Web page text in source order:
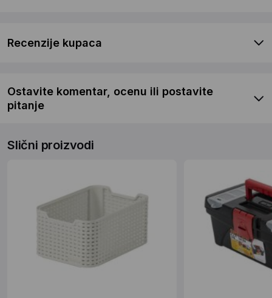
Recenzije kupaca
Ostavite komentar, ocenu ili postavite
pitanje
Slični proizvodi